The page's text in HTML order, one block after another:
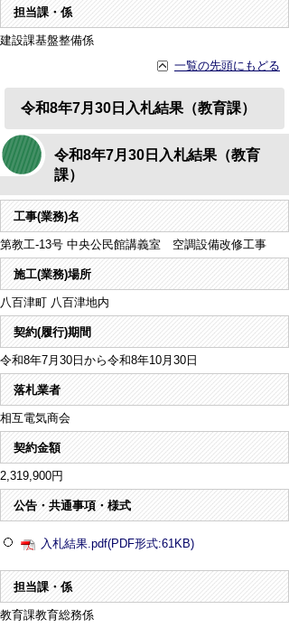
担当課・係
建設課基盤整備係
一覧の先頭にもどる
令和8年7月30日入札結果（教育課）
令和8年7月30日入札結果（教育
課）
工事(業務)名
第教工-13号 中央公民館講義室 空調設備改修工事
施工(業務)場所
八百津町 八百津地内
契約(履行)期間
令和8年7月30日から令和8年10月30日
落札業者
相互電気商会
契約金額
2,319,900円
公告・共通事項・様式
入札結果.pdf(PDF形式:61KB)
担当課・係
教育課教育総務係